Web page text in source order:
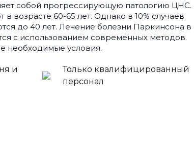
собой прогрессирующую патологию ЦНС.
возрасте 60-65 лет. Однако в 10% случаев
до 40 лет. Лечение болезни Паркинсона в
с использованием современных методов.
необходимые условия.
и
Только квалифицированный
персонал